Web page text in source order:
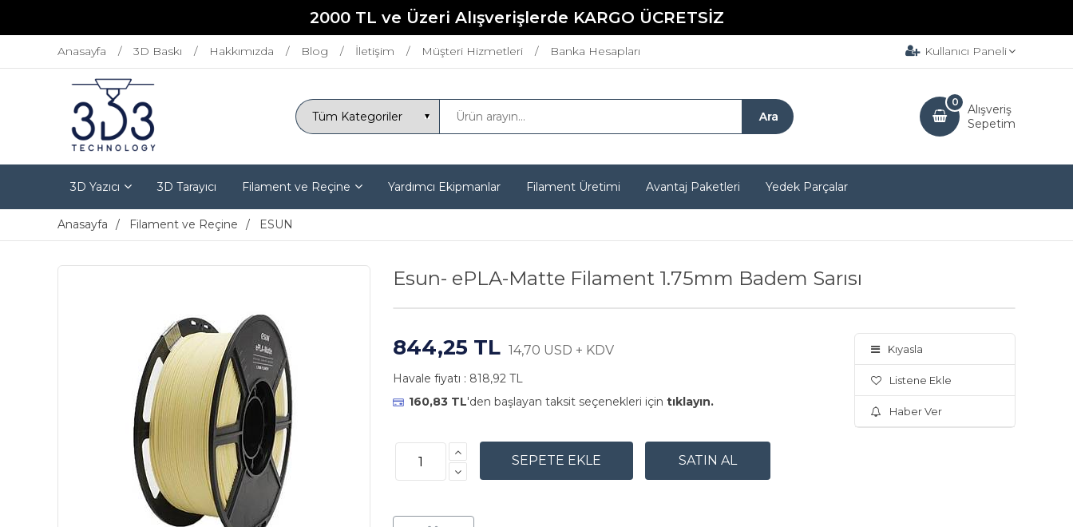
2000 TL ve Üzeri Alışverişlerde KARGO ÜCRETSİZ
Anasayfa 3D Baskı Hakkımızda Blog İletişim Müşteri Hizmetleri Banka Hesapları Kullanıcı Paneli
Alışveriş
Sepetim
0
3D Yazıcı 3D Tarayıcı Filament ve Reçine Yardımcı Ekipmanlar Filament Üretimi Avantaj Paketleri Yedek Parçalar
Anasayfa Filament ve Reçine ESUN
Esun- ePLA-Matte Filament 1.75mm Badem Sarısı
844,25 TL 14,70 USD + KDV
Havale fiyatı : 818,92 TL
160,83 TL'den başlayan taksit seçenekleri için tıklayın.
Kıyasla
Listene Ekle
Haber Ver